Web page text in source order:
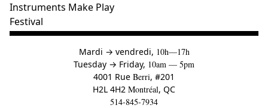
Instruments Make Play
Festival
Mardi →àvendredi, 10h—17h
Tuesday → to
Friday, 10am — 5pm
4001 Rue Berri, #201
H2L 4H2 Montréal, QC
514-845-7934